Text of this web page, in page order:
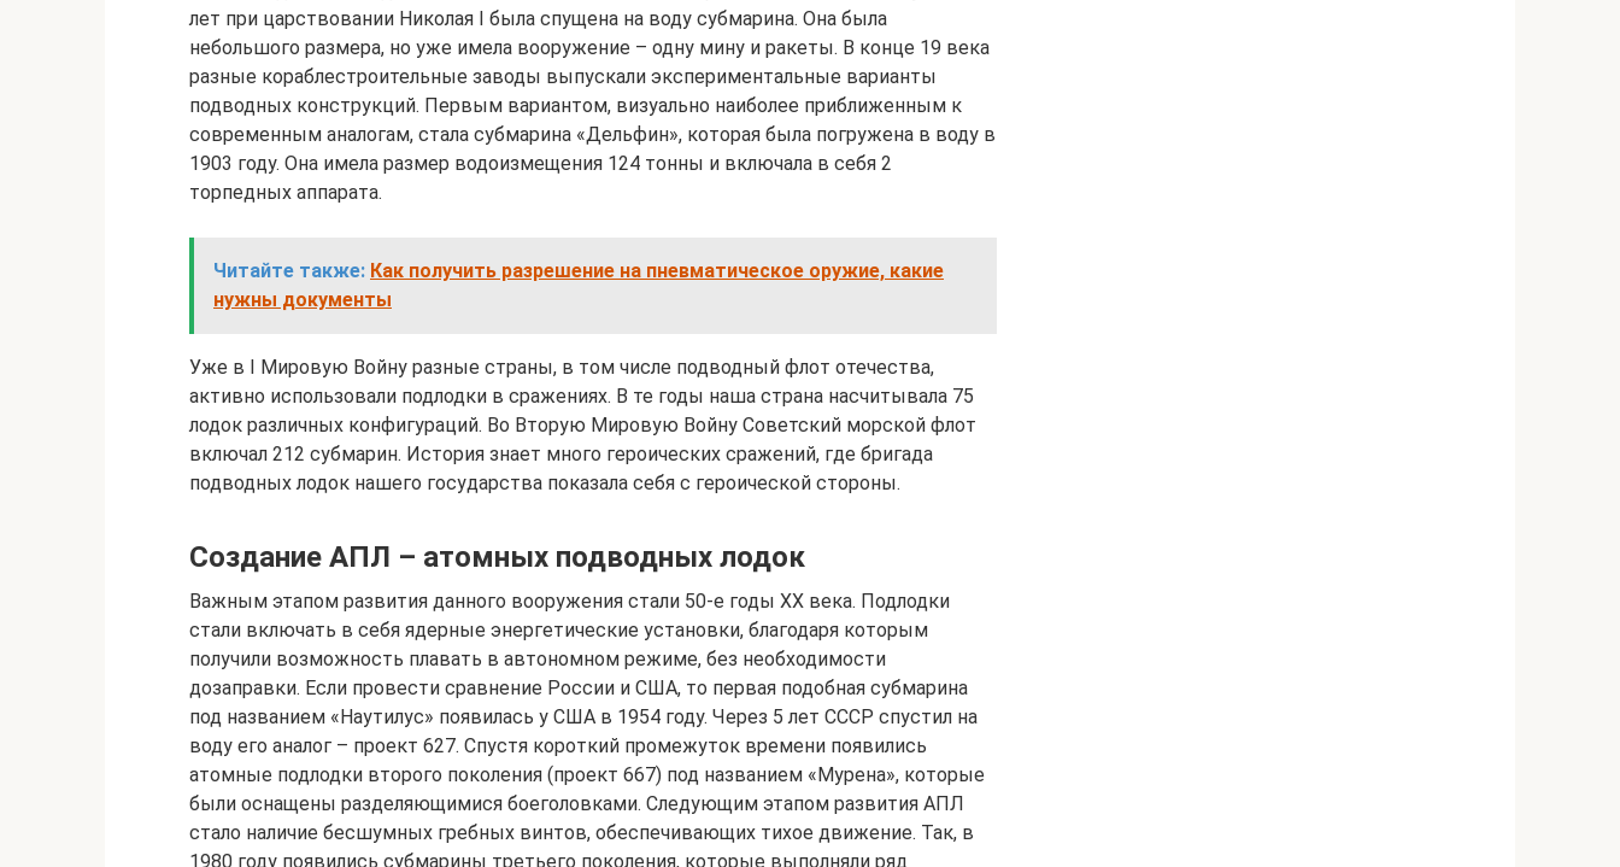
лет при царствовании Николая I была спущена на воду субмарина. Она была
небольшого размера, но уже имела вооружение – одну мину и ракеты. В конце 19 века
разные кораблестроительные заводы выпускали экспериментальные варианты
подводных конструкций. Первым вариантом, визуально наиболее приближенным к
современным аналогам, стала субмарина «Дельфин», которая была погружена в воду в
1903 году. Она имела размер водоизмещения 124 тонны и включала в себя 2
торпедных аппарата.
Читайте также: Как получить разрешение на пневматическое оружие, какие
нужны документы
Уже в I Мировую Войну разные страны, в том числе подводный флот отечества,
активно использовали подлодки в сражениях. В те годы наша страна насчитывала 75
лодок различных конфигураций. Во Вторую Мировую Войну Советский морской флот
включал 212 субмарин. История знает много героических сражений, где бригада
подводных лодок нашего государства показала себя с героической стороны.
Создание АПЛ – атомных подводных лодок
Важным этапом развития данного вооружения стали 50-е годы ХХ века. Подлодки
стали включать в себя ядерные энергетические установки, благодаря которым
получили возможность плавать в автономном режиме, без необходимости
дозаправки. Если провести сравнение России и США, то первая подобная субмарина
под названием «Наутилус» появилась у США в 1954 году. Через 5 лет СССР спустил на
воду его аналог – проект 627. Спустя короткий промежуток времени появились
атомные подлодки второго поколения (проект 667) под названием «Мурена», которые
были оснащены разделяющимися боеголовками. Следующим этапом развития АПЛ
стало наличие бесшумных гребных винтов, обеспечивающих тихое движение. Так, в
1980 году появились субмарины третьего поколения, которые выполняли ряд